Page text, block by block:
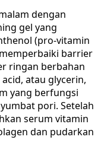
dengan
gel yang
(pro-vitamin
barrier
ringan berbahan
atau glycerin,
yang berfungsi
pori. Setelah
serum vitamin
dan pudarkan